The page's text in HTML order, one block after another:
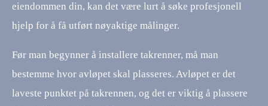
eiendommen din, kan det være lurt å søke profesjonell
hjelp for å få utført nøyaktige målinger.
Før man begynner å installere takrenner, må man
bestemme hvor avløpet skal plasseres. Avløpet er det
laveste punktet på takrennen, og det er viktig å plassere